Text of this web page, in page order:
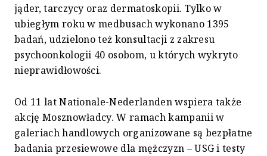
jąder, tarczycy oraz dermatoskopii. Tylko w
ubiegłym roku w medbusach wykonano 1395
badań, udzielono też konsultacji z zakresu
psychoonkologii 40 osobom, u których wykryto
nieprawidłowości.
Od 11 lat Nationale-Nederlanden wspiera także
akcję Mosznowładcy. W ramach kampanii w
galeriach handlowych organizowane są bezpłatne
badania przesiewowe dla mężczyzn – USG i testy